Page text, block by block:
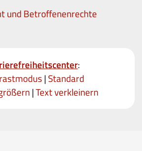
und Betroffenenrechte
:
| Standard
|Text verkleinern